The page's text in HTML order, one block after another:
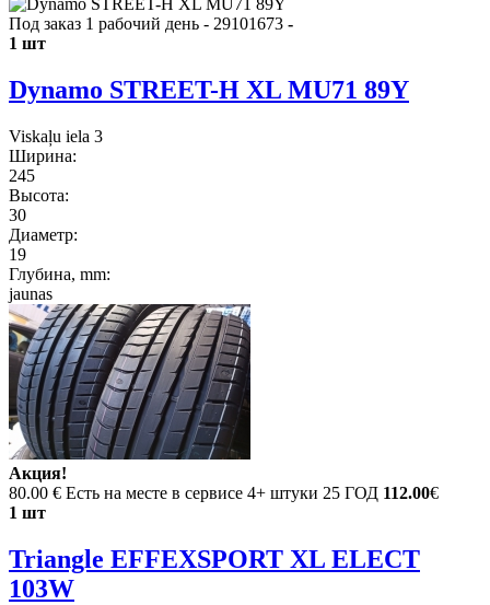
Под заказ 1 рабочий день - 29101673 -
1 шт
Dynamo STREET-H XL MU71 89Y
Viskaļu iela 3
Ширина:
245
Высота:
30
Диаметр:
19
Глубина, mm:
jaunas
Акция!
80.00 € Есть на месте в сервисе 4+ штуки 25 ГОД 112.00€
1 шт
Triangle EFFEXSPORT XL ELECT
103W